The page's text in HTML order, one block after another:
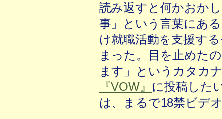
読み返すと何かおか
事」という言葉にあ
け就職活動を支援す
まった。目を止めた
ます」というカタカ
『VOW』 に投稿した
は、まるで18禁ビデ